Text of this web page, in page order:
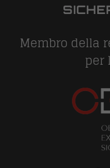
Membro della
per